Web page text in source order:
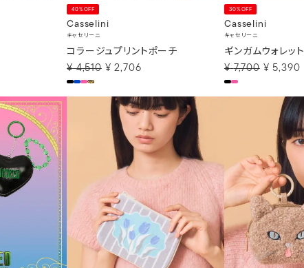
40%OFF
Casselini
キャセリーニ
コラージュプリントポーチ
¥ 4,510 ¥ 2,706
30%OFF
Casselini
キャセリーニ
ギンガムウォレット
¥ 7,700 ¥ 5,390